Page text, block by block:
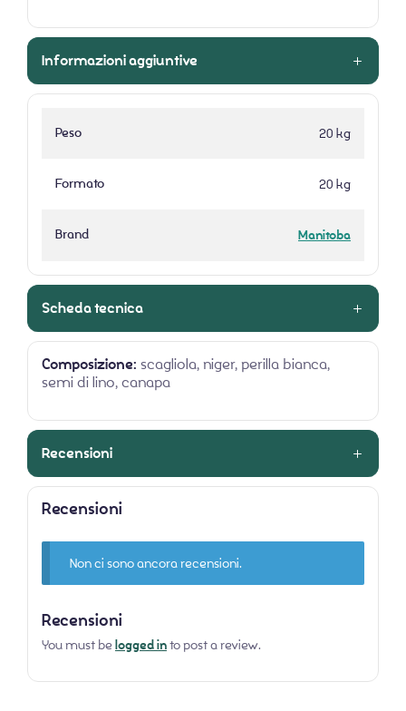
Informazioni aggiuntive
Peso 20 kg
Formato 20 kg
Brand Manitoba
Scheda tecnica
Composizione: scagliola, niger, perilla bianca,
semi di lino, canapa
Recensioni
Recensioni
Non ci sono ancora recensioni.
Recensioni
You must be logged into post a review.